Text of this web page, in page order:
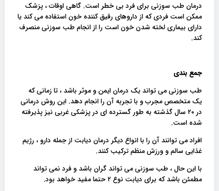
درمان طب سوزنی برای فرد بی خطر است. گاهی اوقات ، پزشک
ممکن است فردی که از داروهای رقیق کننده خون استفاده می کند یا
دارای بیماری لخته شدن خون است را از انجام طب سوزنی منصرف
کند.
جمع بندی
طب سوزنی می تواند یک درمان ایمن و موثر باشد ، تا زمانی که
یک متخصص مجرب و با تجربه آن را انجام دهد. این روش درمانی
در ۲۰ سال گذشته به طور گسترده ای در پزشکی غربی نیز پذیرفته
شده است.
افراد می توانند آن را با انواع دیگر درمان دیابت از جمله دارو ، رژیم
غذایی سالم و ورزش منظم ترکیب کنند.
با این حال ، طب سوزنی می تواند گران باشد و فرد نمی تواند
مطمئن باشد که برای دیابت نوع ۲ حتما مفید خواهد بود.